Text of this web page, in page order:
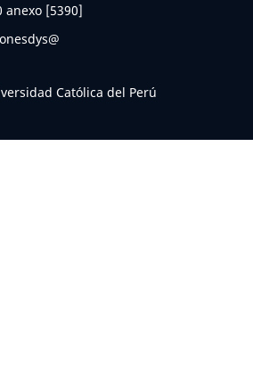
anexo [5390]
Católica del Perú